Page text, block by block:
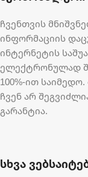
ჩვენთვის
ინფორმაციის
ინტერნეტის
ელექტრონულად
100%-ით
ჩვენ არ
გარანტია.
სხვა